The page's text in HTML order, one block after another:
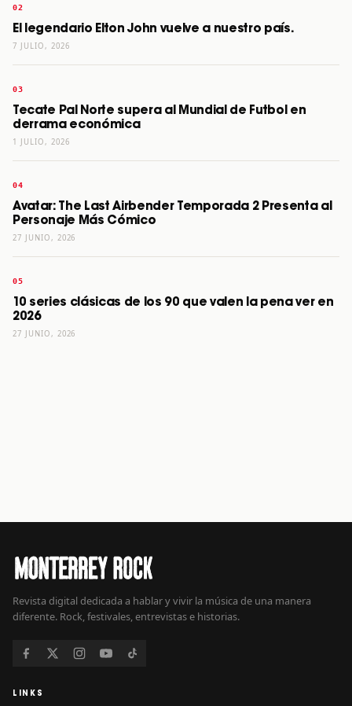
El legendario Elton John vuelve a nuestro país.
7 JULIO, 2026
Tecate Pal Norte supera al Mundial de Futbol en
derrama económica
1 JULIO, 2026
Avatar: The Last Airbender Temporada 2 Presenta al
Personaje Más Cómico
27 JUNIO, 2026
10 series clásicas de los 90 que valen la pena ver en
2026
27 JUNIO, 2026
Revista digital dedicada a hablar y vivir la música de una manera
diferente. Rock, festivales, entrevistas e historias.
LINKS